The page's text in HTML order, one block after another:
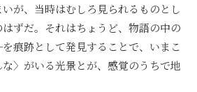
が、当時はむしろ見られるものとし
ずだ。それはちょうど、物語の中の
痕跡として発見することで、いまこ
〉がいる光景とが、感覚のうちで地